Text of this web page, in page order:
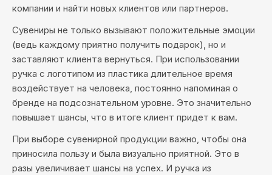
компании и найти новых клиентов или партнеров.
Сувениры не только вызывают положительные эмоции
(ведь каждому приятно получить подарок), но и
заставляют клиента вернуться. При использовании
ручка с логотипом из пластика длительное время
воздействует на человека, постоянно напоминая о
бренде на подсознательном уровне. Это значительно
повышает шансы, что в итоге клиент придет к вам.
При выборе сувенирной продукции важно, чтобы она
приносила пользу и была визуально приятной. Это в
разы увеличивает шансы на успех. И ручка из